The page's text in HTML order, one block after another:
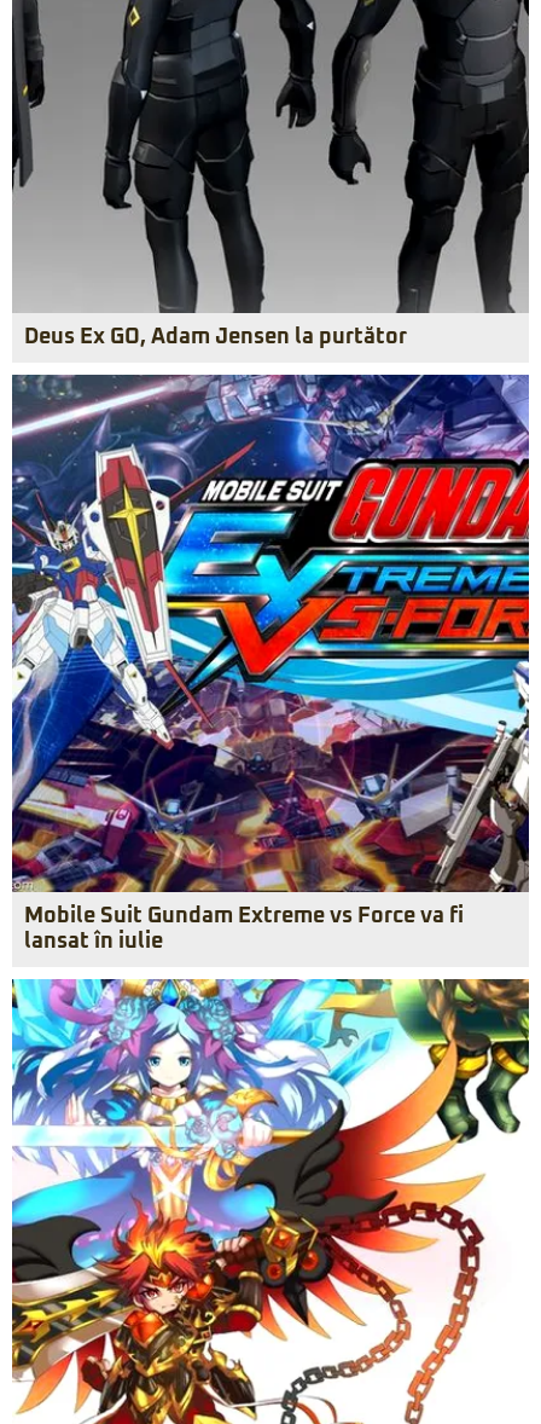
Deus Ex GO, Adam Jensen la purtător
Mobile Suit Gundam Extreme vs Force va fi
lansat în iulie